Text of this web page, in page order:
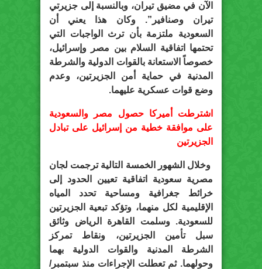
الآن في مضيق تيران، وبالنسبة إلى جزيرتي
تيران وصنافير”. وكان هذا يعني أن
السعودية ملتزمة بأن ترث الواجبات التي
تحتمها اتفاقية السلام بين مصر وإسرائيل،
خصوصاً الاستعانة بالقوات الدولية والشرطة
المدنية في حماية أمن الجزيرتين، وعدم
وضع قوات عسكرية عليهما.
اشترطت أميركا حصول مصر والسعودية
على موافقة خطية من إسرائيل على تبادل
الجزيرتين
وخلال الشهور الخمسة التالية ترجمت لجان
مصرية سعودية اتفاقية تعيين الحدود إلى
خرائط جغرافية ومساحية تحدد المياه
الإقليمية لكل منهما، وتؤكد تبعية الجزيرتين
للسعودية. وسلمت القاهرة الرياض وثائق
سبل تأمين الجزيرتين، ونقاط تمركز
الشرطة المدنية والقوات الدولية بهما
وحولهما. ثم تعطلت الإجراءات منذ سبتمبر/